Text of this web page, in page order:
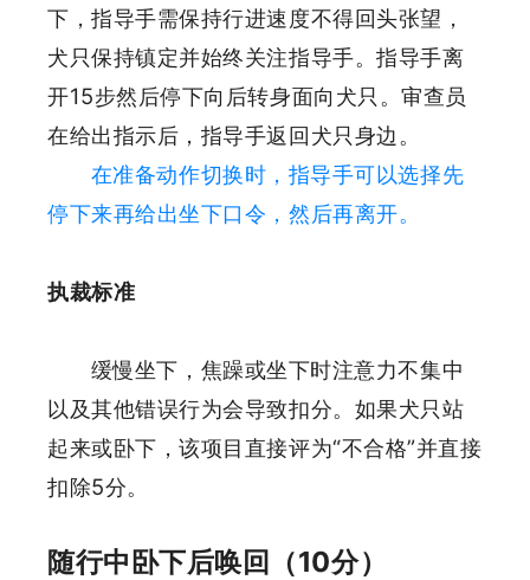
下，指导手需保持行进速度不得回头张望，
犬只保持镇定并始终关注指导手。指导手离
开15步然后停下向后转身面向犬只。审查员
在给出指示后，指导手返回犬只身边。
在准备动作切换时，指导手可以选择先
停下来再给出坐下口令，然后再离开。
执裁标准
缓慢坐下，焦躁或坐下时注意力不集中
以及其他错误行为会导致扣分。如果犬只站
起来或卧下，该项目直接评为“不合格”并直接
扣除5分。
随行中卧下后唤回（10分）